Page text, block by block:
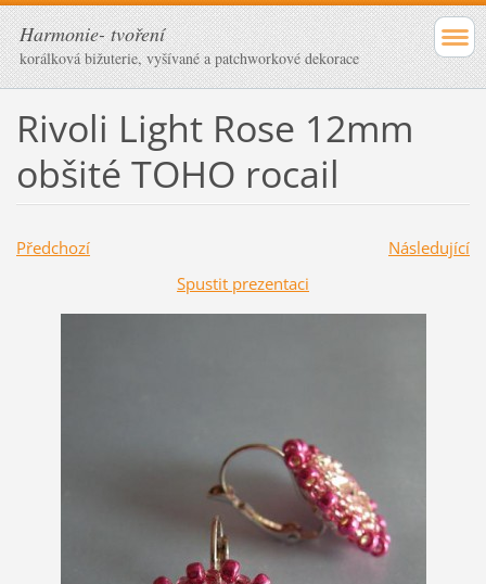
Harmonie- tvoření
korálková bižuterie, vyšívané a patchworkové dekorace
Rivoli Light Rose 12mm
obšité TOHO rocail
Předchozí
Následující
Spustit prezentaci